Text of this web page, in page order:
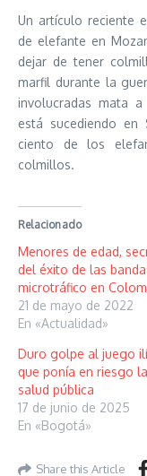
Un artículo reciente
de elefante en
dejar de tener
marfil durante la
involucradas mata
está sucediendo en
ciento de los
colmillos.
Relacionado
Menores de edad,
del éxito de las
microtráfico en
21 de mayo de 2022
En «Actualidad»
Duro golpe al juego
que ponía en riesgo la
salud pública
17 de junio de 2025
En «Bogotá»
Share this Article